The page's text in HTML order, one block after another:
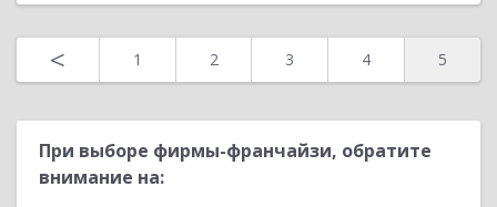
< 1 2 3 4 5
При выборе фирмы-франчайзи, обратите
внимание на: